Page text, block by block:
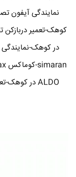
نمایندگی آیفون
کوهک-تعمیر
ALDO در کوهک-تعمیرات آیفون تصویری خیابان و محله کوهک.